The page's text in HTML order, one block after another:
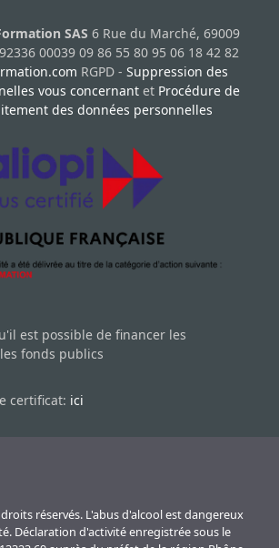
SAS 6 Rue du Marché, 69009
00039 09 86 55 80 95 06 18 42 82
RGPD - Suppression des
vous concernant et Procédure de
des données personnelles
est possible de financer les
fonds publics
certificat: ici
réservés. L'abus d'alcool est dangereux
Déclaration d'activité enregistrée sous le